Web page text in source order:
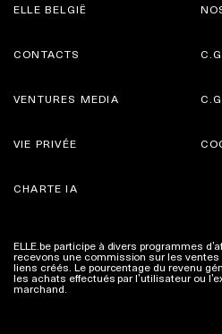
ELLE BELGIË
CONTACTS
VENTURES MEDIA
VIE PRIVÉE
CHARTE IA
ELLE.be participe à divers programmes
recevons une commission sur les
liens créés. Le pourcentage du revenu
les achats effectués par l’utilisateur ou
marchand. Plus d'infos